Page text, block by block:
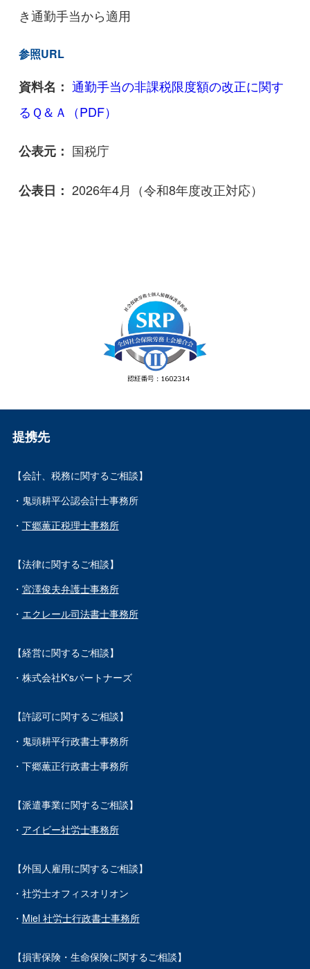
き通勤手当から適用
参照URL
資料名： 通勤手当の非課税限度額の改正に関す
るＱ＆Ａ（PDF）
公表元： 国税庁
公表日： 2026年4月（令和8年度改正対応）
提携先
【会計、税務に関するご相談】
・鬼頭耕平公認会計士事務所
・ 下郷薫正税理士事務所
【法律に関するご相談】
・ 宮澤俊夫弁護士事務所
・ エクレール司法書士事務所
【経営に関するご相談】
・株式会社K'sパートナーズ
【許認可に関するご相談】
・鬼頭耕平行政書士事務所
・下郷薫正行政書士事務所
【派遣事業に関するご相談】
・ アイビー社労士事務所
【外国人雇用に関するご相談】
・社労士オフィスオリオン
・ Miel 社労士行政書士事務所
【損害保険・生命保険に関するご相談】